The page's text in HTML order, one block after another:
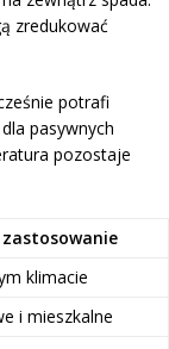
zredukować
potrafi
pasywnych
pozostaje
klimacie
i mieszkalne